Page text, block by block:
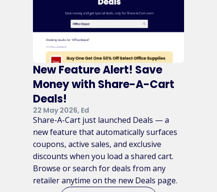
New Feature Alert! Save
Money with Share-A-Cart
Deals!
22 May 2026, Ed
Share-A-Cart just launched Deals — a
new feature that automatically surfaces
coupons, active sales, and exclusive
discounts when you load a shared cart.
Browse or search for deals from any
retailer anytime on the new Deals page.